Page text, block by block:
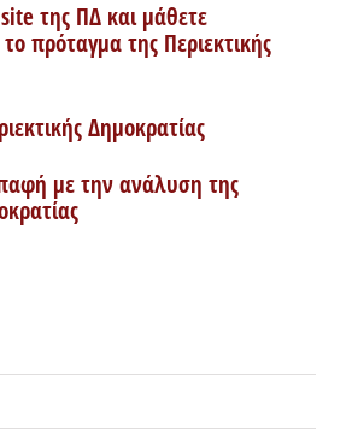
της ΠΔ και μάθετε
πρόταγμα της Περιεκτικής
Δημοκρατίας
με την ανάλυση της